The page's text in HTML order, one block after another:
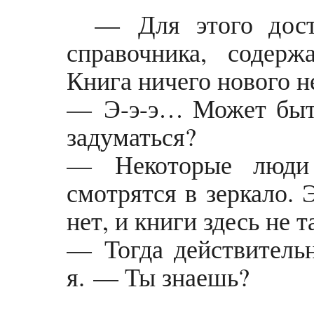
— Для этого
справочника,
Книга ничего нового
— Э-э-э… Может
задуматься?
— Некоторые люди
смотрятся в зеркало.
нет, и книги здесь не
— Тогда
я. — Ты знаешь?